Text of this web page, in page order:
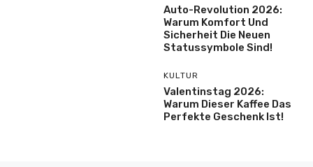
Auto-Revolution 2026:
Warum Komfort Und
Sicherheit Die Neuen
Statussymbole Sind!
KULTUR
Valentinstag 2026:
Warum Dieser Kaffee Das
Perfekte Geschenk Ist!